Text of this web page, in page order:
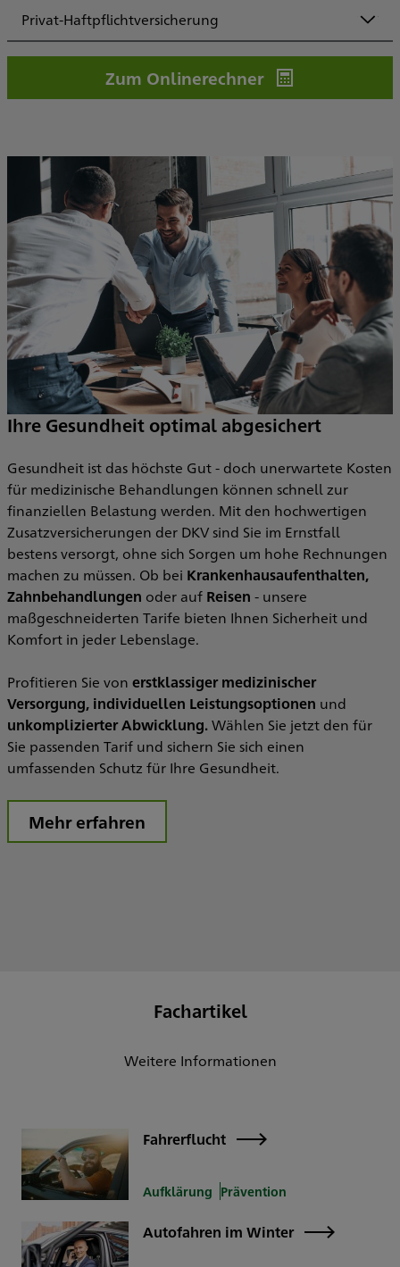
Privat-Haftpflichtversicherung
Zum Onlinerechner
Ihre Gesundheit optimal abgesichert
Gesundheit ist das höchste Gut - doch unerwartete Kosten
für medizinische Behandlungen können schnell zur
finanziellen Belastung werden. Mit den hochwertigen
Zusatzversicherungen der DKV sind Sie im Ernstfall
bestens versorgt, ohne sich Sorgen um hohe Rechnungen
machen zu müssen. Ob bei Krankenhausaufenthalten,
Zahnbehandlungen oder auf Reisen - unsere
maßgeschneiderten Tarife bieten Ihnen Sicherheit und
Komfort in jeder Lebenslage.
Profitieren Sie von erstklassiger medizinischer
Versorgung, individuellen Leistungsoptionen und
unkomplizierter Abwicklung.Wählen Sie jetzt den für
Sie passenden Tarif und sichern Sie sich einen
umfassenden Schutz für Ihre Gesundheit.
Mehr erfahren
Fachartikel
Weitere Informationen
Fahrerflucht
Aufklärung Prävention
Autofahren im Winter